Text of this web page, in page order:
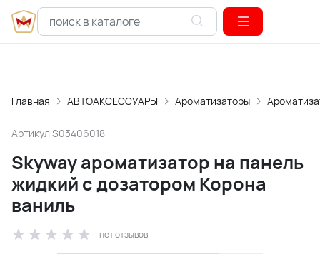
Главная АВТОАКСЕССУАРЫ Ароматизаторы
Артикул S03406018
Skyway ароматизатор на панель
жидкий с дозатором Корона
ваниль
нет отзывов